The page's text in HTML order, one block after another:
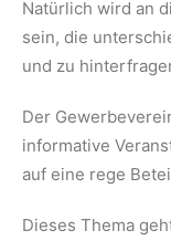
Natürlich wird an
sein, die
und zu
Der
informative
auf eine rege
Dieses Thema